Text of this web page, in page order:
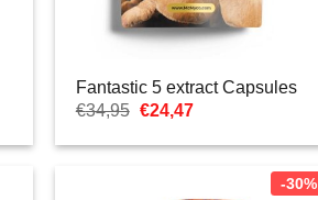
Fantastic 5 extract Capsules
€34,95 Pierwotna
wynosiła:
€24,47Aktualna
€24,47.
-30%